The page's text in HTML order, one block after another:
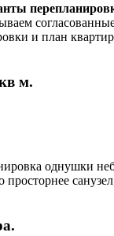
и план
м.
однушки